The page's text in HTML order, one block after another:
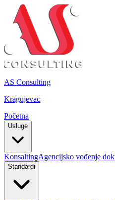
AS Consulting
Kragujevac
Početna
Usluge
KonsaltingAgencijsko vođenje
Standardi